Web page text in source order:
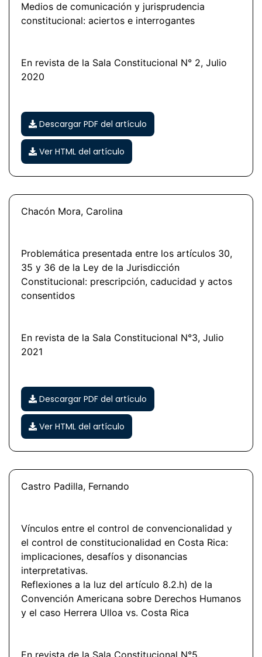
Medios de comunicación y jurisprudencia
constitucional: aciertos e interrogantes
En revista de la Sala Constitucional N° 2, Julio
2020
Descargar PDF del artículo
Ver HTML del artículo
Chacón Mora, Carolina
Problemática presentada entre los artículos 30,
35 y 36 de la Ley de la Jurisdicción
Constitucional: prescripción, caducidad y actos
consentidos
En revista de la Sala Constitucional N°3, Julio
2021
Descargar PDF del artículo
Ver HTML del artículo
Castro Padilla, Fernando
Vínculos entre el control de convencionalidad y
el control de constitucionalidad en Costa Rica:
implicaciones, desafíos y disonancias
interpretativas.
Reflexiones a la luz del artículo 8.2.h) de la
Convención Americana sobre Derechos Humanos
y el caso Herrera Ulloa vs. Costa Rica
En revista de la Sala Constitucional N°5,